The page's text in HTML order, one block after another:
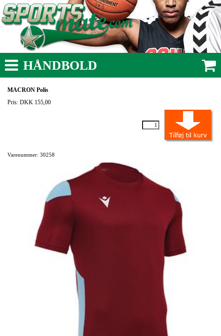
HÅNDBOLD
MACRON Polis
Pris: DKK 155,00
Varenummer: 30258